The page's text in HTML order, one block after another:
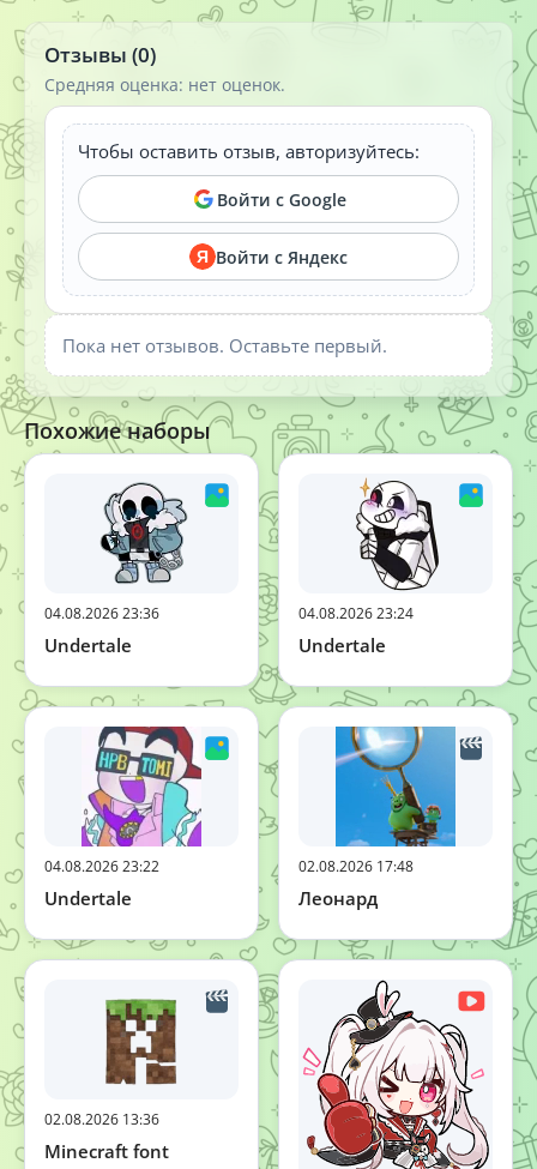
Отзывы (0)
Средняя оценка: нет оценок.
Чтобы оставить отзыв, авторизуйтесь:
Войти с Google
Я Войти с Яндекс
Пока нет отзывов. Оставьте первый.
Похожие наборы
04.08.2026 23:36
Undertale
04.08.2026 23:24
Undertale
04.08.2026 23:22
Undertale
02.08.2026 17:48
Леонард
02.08.2026 13:36
Minecraft font